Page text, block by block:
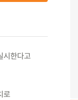
시한다고
로